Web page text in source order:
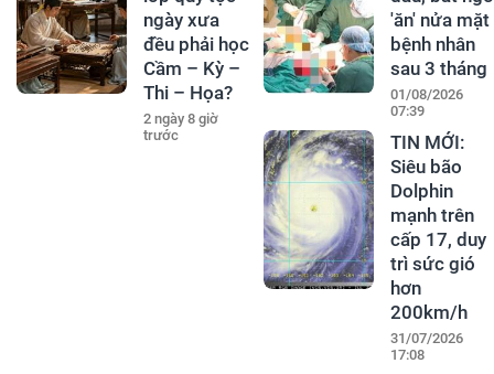
ngày xưa
đều phải học
Cầm – Kỳ –
Thi – Họa?
2 ngày 8 giờ
trước
'ăn' nửa mặt
bệnh nhân
sau 3 tháng
01/08/2026
07:39
TIN MỚI:
Siêu bão
Dolphin
mạnh trên
cấp 17, duy
trì sức gió
hơn
200km/h
31/07/2026
17:08